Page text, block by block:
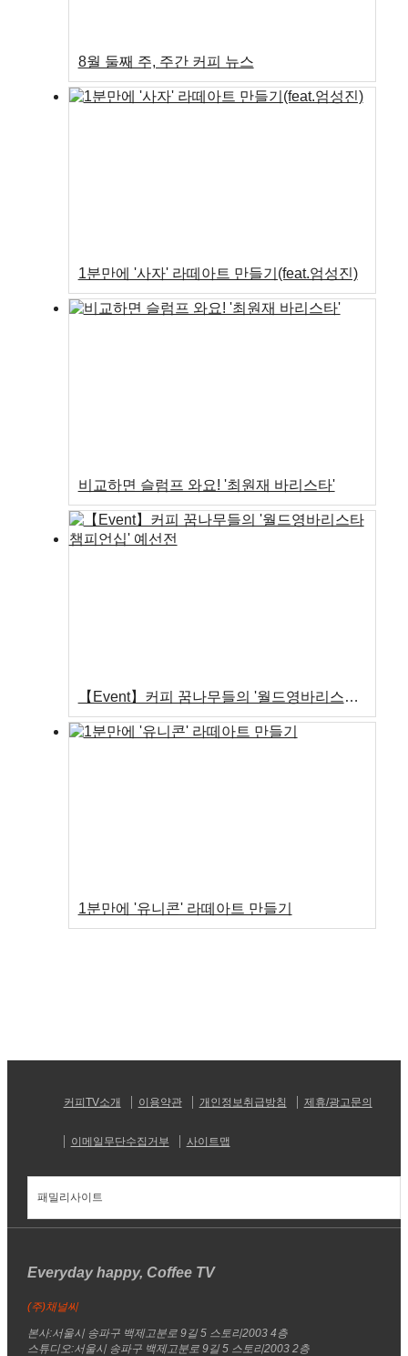
8월 둘째 주, 주간 커피 뉴스
1분만에 '사자' 라떼아트 만들기(feat.엄성진)
비교하면 슬럼프 와요! '최원재 바리스타'
【Event】커피 꿈나무들의 '월드영바리스타챔피언십' 예선전
1분만에 '유니콘' 라떼아트 만들기
커피TV소개 이용약관 개인정보취급방침 제휴/광고문의
이메일무단수집거부 사이트맵
패밀리사이트
Everyday happy, Coffee TV
(주)채널씨
본사:서울시 송파구 백제고분로 9길 5 스토리2003 4층
스튜디오:서울시 송파구 백제고분로 9길 5 스토리2003 2층